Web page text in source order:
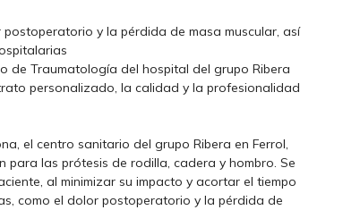
y la pérdida de masa muscular, así
de Traumatología del hospital del grupo Ribera
personalizado, la calidad y la profesionalidad
el centro sanitario del grupo Ribera en Ferrol,
las prótesis de rodilla, cadera y hombro. Se
al minimizar su impacto y acortar el tiempo
como el dolor postoperatorio y la pérdida de